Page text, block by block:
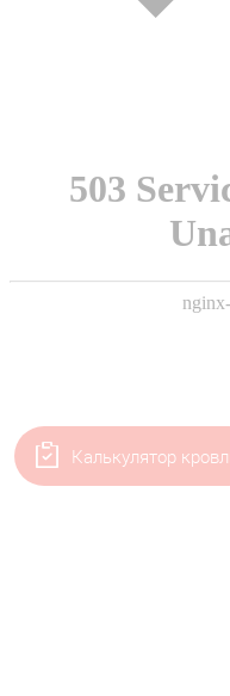
Калькулятор